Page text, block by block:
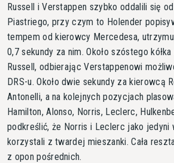
Russell i Verstappen szybko oddalili się
Piastriego, przy czym to Holender
tempem od kierowcy Mercedesa,
0,7 sekundy za nim. Około szóstego
Russell, odbierając Verstappenowi
DRS-u. Około dwie sekundy za kierowcą
Antonelli, a na kolejnych pozycjach
Hamilton, Alonso, Norris, Leclerc,
podkreślić, że Norris i Leclerc jako
korzystali z twardej mieszanki. Cała
z opon pośrednich.